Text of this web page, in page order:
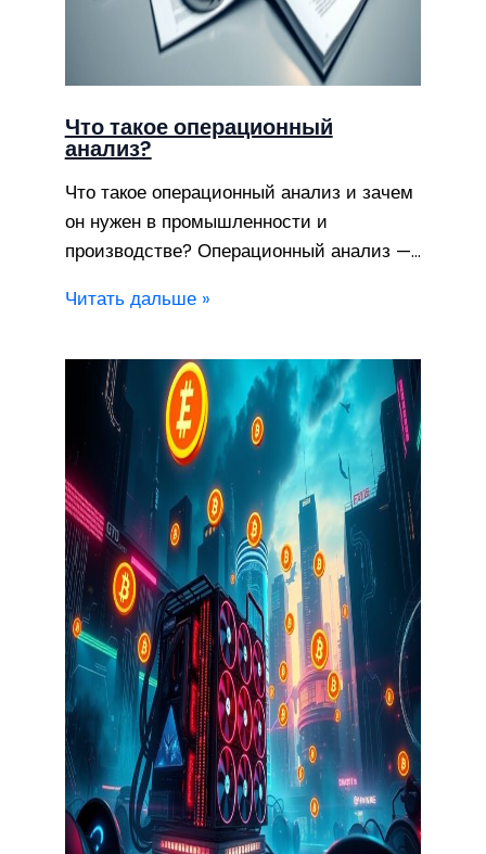
Что такое операционный
анализ?
Что такое операционный анализ и зачем
он нужен в промышленности и
производстве? Операционный анализ —…
Читать дальше »